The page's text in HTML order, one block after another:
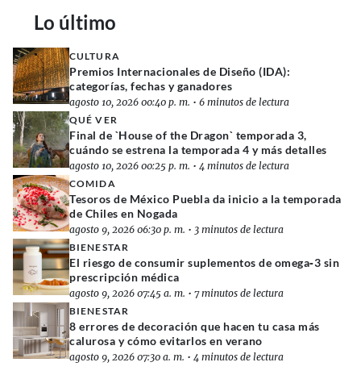
Lo último
CULTURA
Premios Internacionales de Diseño (IDA):
categorías, fechas y ganadores
agosto 10, 2026 00:40 p. m. • 6 minutos de lectura
QUÉ VER
Final de `House of the Dragon` temporada 3,
cuándo se estrena la temporada 4 y más detalles
agosto 10, 2026 00:25 p. m. • 4 minutos de lectura
COMIDA
Tesoros de México Puebla da inicio a la temporada
de Chiles en Nogada
agosto 9, 2026 06:30 p. m. • 3 minutos de lectura
BIENESTAR
El riesgo de consumir suplementos de omega‑3 sin
prescripción médica
agosto 9, 2026 07:45 a. m. • 7 minutos de lectura
BIENESTAR
8 errores de decoración que hacen tu casa más
calurosa y cómo evitarlos en verano
agosto 9, 2026 07:30 a. m. • 4 minutos de lectura